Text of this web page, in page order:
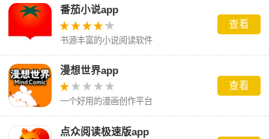
番茄小说app
书源丰富的小说阅读软件
查看
漫想世界app
一个好用的漫画创作平台
查看
点众阅读极速版app